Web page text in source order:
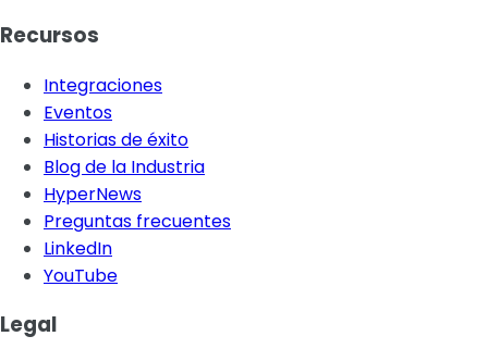
Recursos
Integraciones
Eventos
Historias de éxito
Blog de la Industria
HyperNews
Preguntas frecuentes
LinkedIn
YouTube
Legal